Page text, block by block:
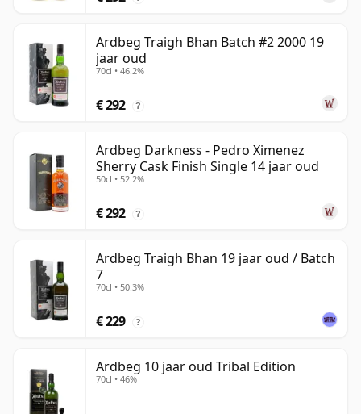
Ardbeg Traigh Bhan Batch #2 2000 19
jaar oud
70cl • 46.2%
€ 292 ?
Ardbeg Darkness - Pedro Ximenez
Sherry Cask Finish Single 14 jaar oud
50cl • 52.2%
€ 292 ?
Ardbeg Traigh Bhan 19 jaar oud / Batch
7
70cl • 50.3%
€ 229 ?
Ardbeg 10 jaar oud Tribal Edition
70cl • 46%